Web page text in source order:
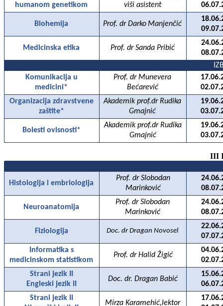
humanom genetikom
viši asistent
Biohemija Prof. dr Darko Manjenčić
Medicinska etika Prof. dr Sanda Pribić
Komunikacija u
medicini*
Prof. dr Munevera
Bećarević
Organizacija zdravstvene
zaštite*
Akademik prof.dr Rudika
Gmajnić
Bolesti ovisnosti*
Akademik prof.dr Rudika
Gmajnić
III
Histologija i embriologija
Prof. dr Slobodan
Marinković
Neuroanatomija
Prof. dr Slobodan
Marinković
Fiziologija Doc. dr Dragan Novosel
Informatika s
medicinskom statistikom
Prof. dr Halid Žigić
Strani jezik II
Engleski jezik II
Doc. dr. Dragan Babić
Strani jezik II
Mirza Karamehić,lektor